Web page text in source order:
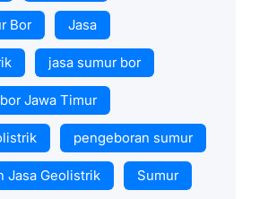
Bor Jasa
jasa sumur bor
Jawa Timur
pengeboran sumur
Jasa Geolistrik Sumur